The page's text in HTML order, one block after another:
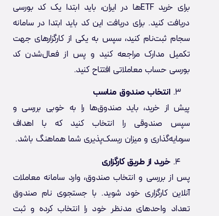
برای خرید ETF‌ها در ایران، باید ابتدا یک کد بورسی
دریافت کنید. برای دریافت این کد باید ابتدا در سامانه
سجام ثبت‌نام کنید، سپس به یکی از کارگزار‌های جهت
تکمیل مدارک مراجعه کنید و پس از فعال‌شدن کد
بورسی حساب معاملاتی افتتاح کنید.
انتخاب صندوق مناسب
پیش از خرید، باید صندوق‌ها را به خوبی بررسی و
سپس صندوقی را انتخاب کنید که با اهداف
سرمایه‌گذاری و میزان ریسک‌پذیری شما هماهنگ باشد.
خرید از طریق کارگزاری
پس از بررسی و انتخاب صندوق، وارد سامانه معاملات
آنلاین کارگزاری خود شوید. با جستجوی نام صندوق
تعداد واحد‌های مدنظر خود را انتخاب کرده و ثبت